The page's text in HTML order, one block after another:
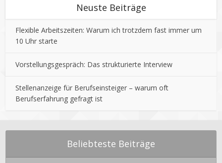
Neuste Beiträge
Flexible Arbeitszeiten: Warum ich trotzdem fast immer um
10 Uhr starte
Vorstellungsgespräch: Das strukturierte Interview
Stellenanzeige für Berufseinsteiger – warum oft
Berufserfahrung gefragt ist
Beliebteste Beiträge